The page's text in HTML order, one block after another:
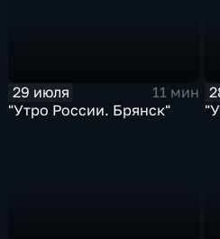
29 июля
11 мин
"Утро России. Брянск"